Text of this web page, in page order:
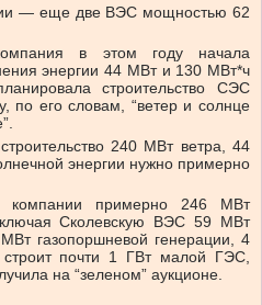
— еще две ВЭС мощностью 62
в этом году начала
энергии 44 МВт и 130 МВт*ч
строительство СЭС
по его словам, “ветер и солнце
240 МВт ветра, 44
энергии нужно примерно
компании примерно 246 МВт
Сколевскую ВЭС 59 МВт
газопоршневой генерации, 4
почти 1 ГВт малой ГЭС,
на “зеленом” аукционе.